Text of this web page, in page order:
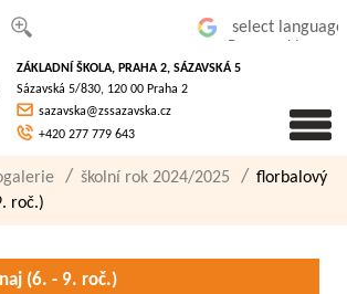
písmo
ZÁKLADNÍ ŠKOLA, PRAHA 2, SÁZAVSKÁ 5
Sázavská 5/830, 120 00 Praha 2
sazavska@zssazavska.cz
+420 277 779 643
školní rok 2024/2025
florbalový
roč.)
(6. - 9. roč.)